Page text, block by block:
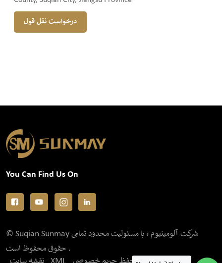
درخواست نقل قول
You Can Find Us On
© Suqian Sunmay شرکت آلومینیوم ، با مسئولیت محدود تمامی
حقوق محفوظ است .
نقشه سایت
XML سیاست حفظ حریم خصوصی